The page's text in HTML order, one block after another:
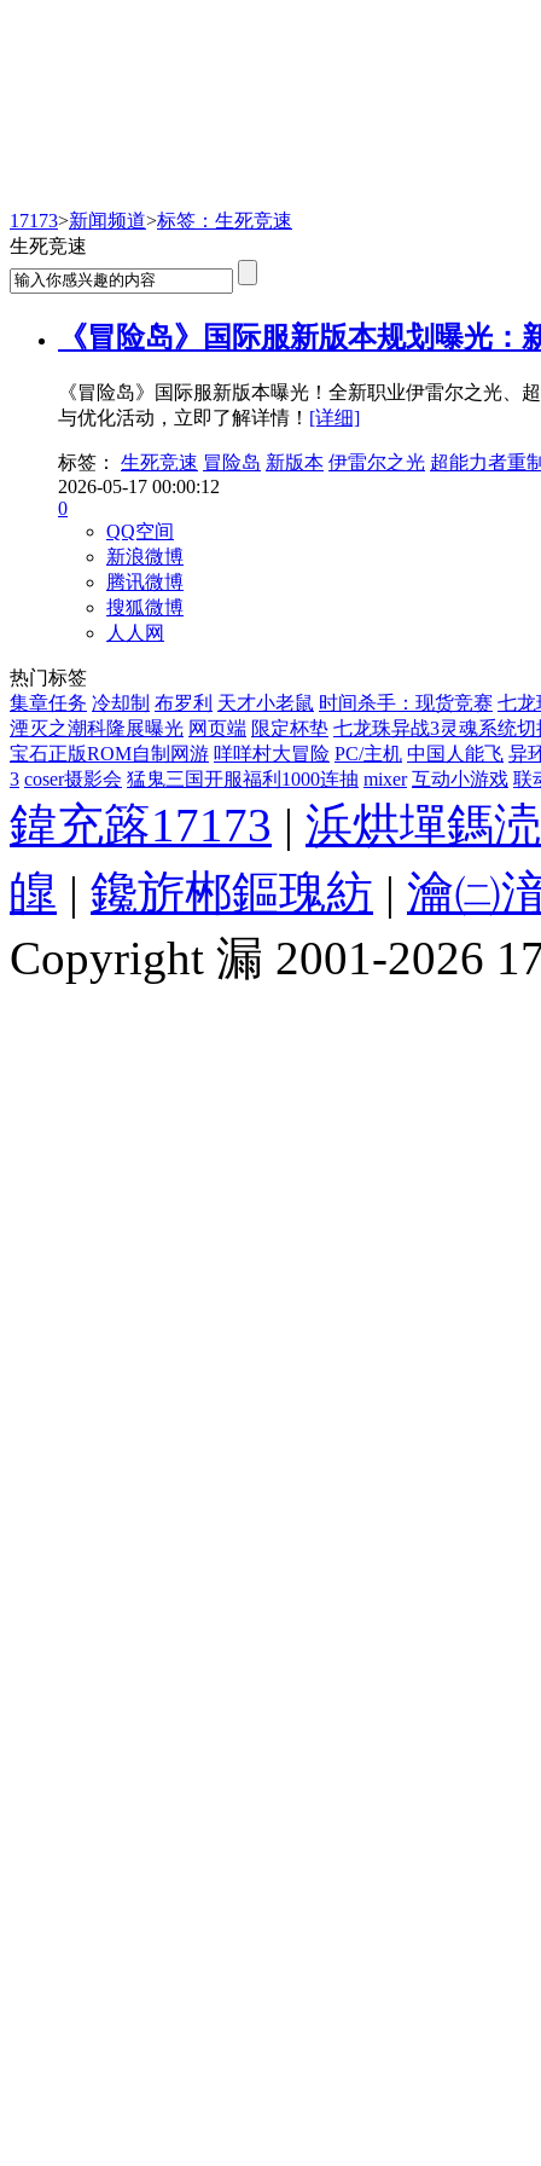
17173>新闻频道>标签：生死竞速
生死竞速
《冒险岛》国际服新版本规划曝光：
《冒险岛》国际服新版本曝光！全新职业伊雷尔之光、
与优化活动，立即了解详情！ [详细]
标签： 生死竞速 冒险岛 新版本 伊雷尔之光 超能力者重
2026-05-17 00:00:12
0
QQ空间
新浪微博
腾讯微博
搜狐微博
人人网
热门标签
集章任务 冷却制 布罗利 天才小老鼠 时间杀手：现货竞赛 七龙
湮灭之潮科隆展曝光 网页端 限定杯垫 七龙珠异战3灵魂系统切
宝石正版ROM自制网游 咩咩村大冒险 PC/主机 中国人能飞 异
3 coser摄影会 猛鬼三国开服福利1000连抽 mixer 互动小游戏 联
鍏充簬17173 | 浜烘墠鎷
皥 | 鑱旂郴鏂瑰紡 | 瀹㈡
Copyright 漏 2001-2026